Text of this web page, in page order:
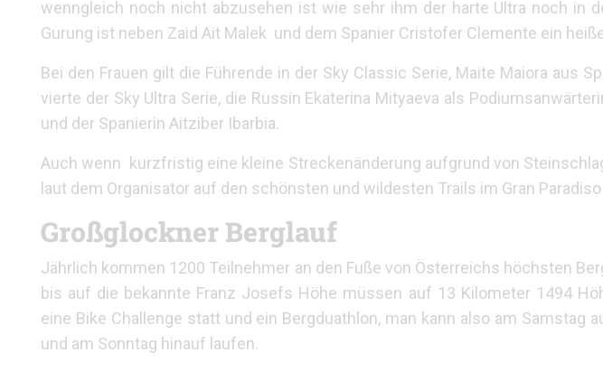
wenngleich noch nicht abzusehen ist wie sehr ihm der harte Ultra noch in
Gurung ist neben Zaid Ait Malek und dem Spanier Cristofer Clemente ein
Bei den Frauen gilt die Führende in der Sky Classic Serie, Maite Maiora aus
vierte der Sky Ultra Serie, die Russin Ekaterina Mityaeva als
und der Spanierin Aitziber Ibarbia.
Auch wenn kurzfristig eine kleine Streckenänderung aufgrund von
laut dem Organisator auf den schönsten und wildesten Trails im Gran
Großglockner Berglauf
Jährlich kommen 1200 Teilnehmer an den Fuße von Österreichs höchsten
bis auf die bekannte Franz Josefs Höhe müssen auf 13 Kilometer 1494
eine Bike Challenge statt und ein Bergduathlon, man kann also am Samstag
und am Sonntag hinauf laufen.